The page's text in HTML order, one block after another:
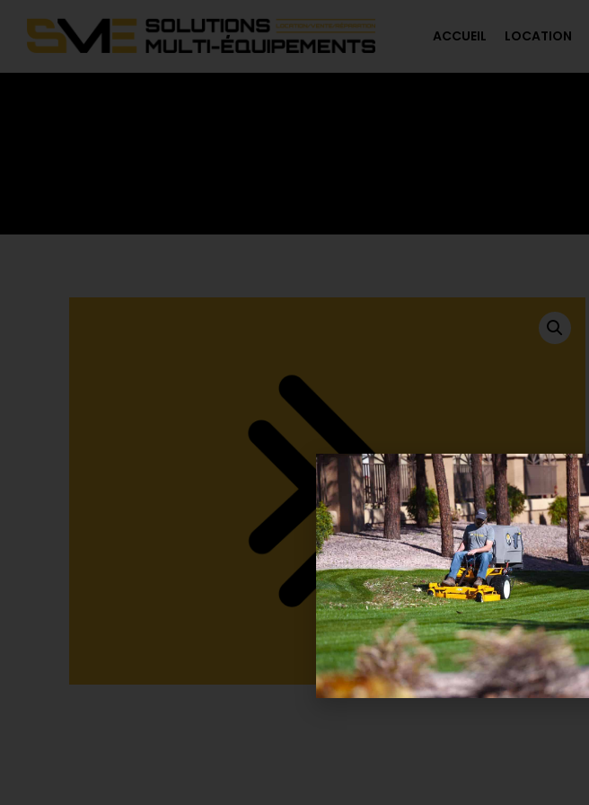
ACCUEIL LOCATION